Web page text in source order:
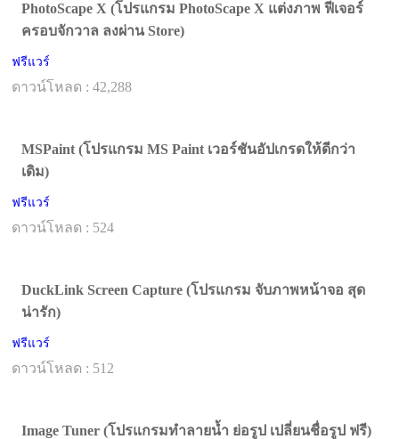
PhotoScape X (โปรแกรม PhotoScape X แต่งภาพ ฟีเจอร์
ครอบจักวาล ลงผ่าน Store)
ฟรีแวร์
ดาวน์โหลด : 42,288
MSPaint (โปรแกรม MS Paint เวอร์ชันอัปเกรดให้ดีกว่า
เดิม)
ฟรีแวร์
ดาวน์โหลด : 524
DuckLink Screen Capture (โปรแกรม จับภาพหน้าจอ สุด
น่ารัก)
ฟรีแวร์
ดาวน์โหลด : 512
Image Tuner (โปรแกรมทำลายน้ำ ย่อรูป เปลี่ยนชื่อรูป ฟรี)